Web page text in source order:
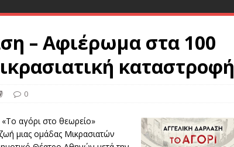
– Αφιέρωμα στα 100
καταστροφή
0
αγόρι στο θεωρείο»
μιας ομάδας Μικρασιατών